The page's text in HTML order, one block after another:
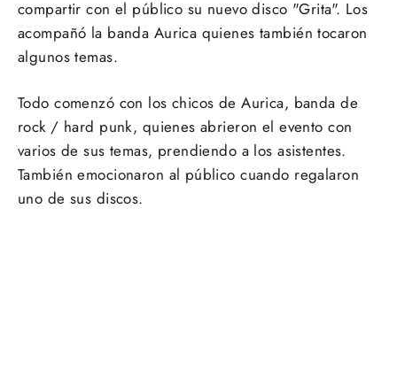
compartir con el público su nuevo disco "Grita". Los
acompañó la banda Aurica quienes también tocaron
algunos temas.
Todo comenzó con los chicos de Aurica, banda de
rock / hard punk, quienes abrieron el evento con
varios de sus temas, prendiendo a los asistentes.
También emocionaron al público cuando regalaron
uno de sus discos.